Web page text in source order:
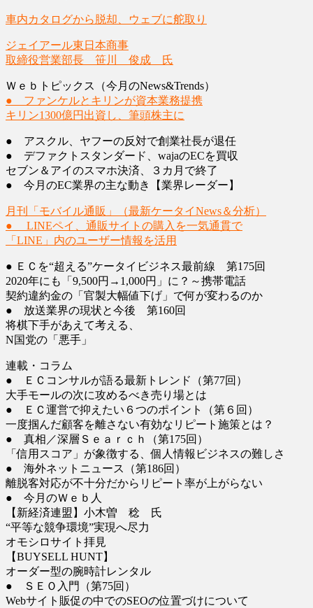
車内カタログから脱却、ウェブに舵取り
ジェイアール東日本商事
取締役営業部長 笹川 俊成 氏
Ｗｅｂトピックス（今月のNews&Trends）
● ファンケルとキリンが資本業務提携
キリン1300億円出資し、筆頭株主に
● アスクル、ヤフーの反対で創業社長が退任
● デファクトスタンダード、wajaのECを買収
セブン＆アイのスマホ決済、３カ月で終了
● 今月のEC業界の主な動き【業界レーダー】
月刊「モバイル通販」（最新ケータイNews＆分析）
● LINEペイ、通販サイトの購入を一気通貫で
「LINE」内のユーザー情報を活用
● ＥＣを“超える”ケータイビジネス最前線 第175回
2020年にも「9,500円→1,000円」に？～携帯電話
契約違約金の「官製大幅値下げ」で何が変わるのか
● 放送業界の現状と今後 第160回
将棋下手があえて考える、
N国党の「悪手」
連載・コラム
● ＥＣコンサルが語る最新トレンド（第77回）
大手モールの次に攻めるべき売り場とは
● ＥＣ運営で抑えたい６つのポイント（第６回）
一度掴んだ顧客を離さない有効なリピート施策とは？
● 真相／深層Ｓｅａｒｃｈ（第175回）
「信用スコア」が象徴する、個人情報ビジネスの難しさ
● 海外ネットニュース（第186回）
離脱客対応が不十分だからリピート率が上がらない
● 今月のＷｅｂ人
【新経済連盟】小木曽 稔 氏
“平等な競争環境”実現へ尽力
オモシロサイト拝見
【BUYSELL HUNT】
オーダー型の腕時計レンタル
● ＳＥＯ入門（第75回）
Webサイト販促の中でのSEOの位置づけについて